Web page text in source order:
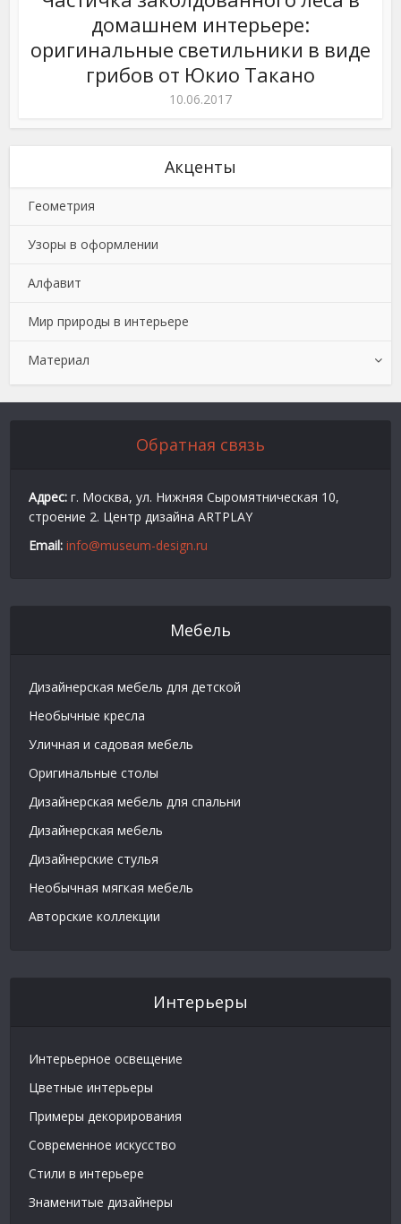
домашнем интерьере:
оригинальные светильники в виде
грибов от Юкио Такано
10.06.2017
Акценты
Геометрия
Узоры в оформлении
Алфавит
Мир природы в интерьере
Материал
Обратная связь
Адрес: г. Москва, ул. Нижняя Сыромятническая 10,
строение 2. Центр дизайна ARTPLAY
Email: info@museum-design.ru
Мебель
Дизайнерская мебель для детской
Необычные кресла
Уличная и садовая мебель
Оригинальные столы
Дизайнерская мебель для спальни
Дизайнерская мебель
Дизайнерские стулья
Необычная мягкая мебель
Авторские коллекции
Интерьеры
Интерьерное освещение
Цветные интерьеры
Примеры декорирования
Современное искусство
Стили в интерьере
Знаменитые дизайнеры